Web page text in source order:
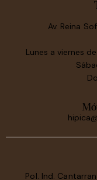
Av. Reina
Lunes a viernes
Pol. Ind.